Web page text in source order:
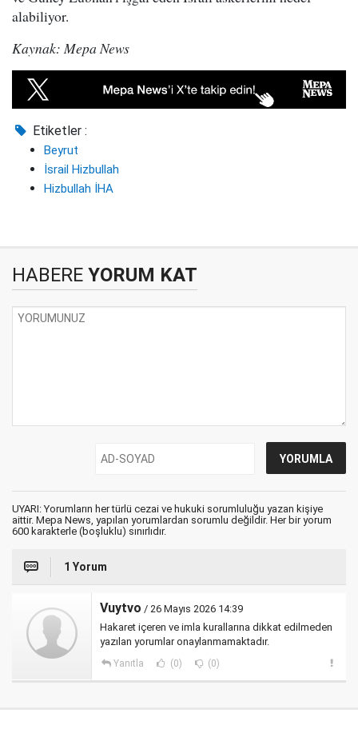
alabiliyor.
Kaynak: Mepa News
Etiketler :
Beyrut
İsrail Hizbullah
Hizbullah İHA
HABERE YORUM KAT
UYARI: Yorumların her türlü cezai ve hukuki sorumluluğu yazan kişiye
aittir. Mepa News, yapılan yorumlardan sorumlu değildir. Her bir yorum
600 karakterle (boşluklu) sınırlıdır.
1 Yorum
Vuytvo / 26 Mayıs 2026 14:39
Hakaret içeren ve imla kurallarına dikkat edilmeden
yazılan yorumlar onaylanmamaktadır.
Yanıtla (0) (0)